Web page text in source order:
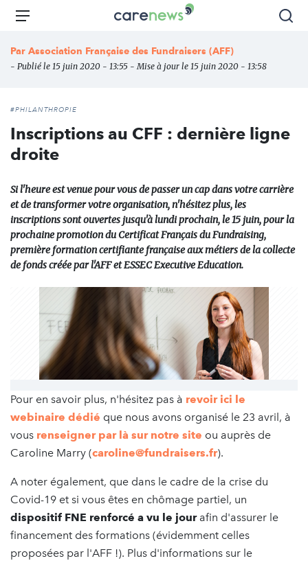
Aller
principal
Carenews,
média
des
Menu
Par Association Française des Fundraisers (AFF)
- Publié le 15 juin 2020 - 13:55 - Mise à jour le 15 juin 2020 - 13:58
#PHILANTHROPIE
Inscriptions au CFF : dernière ligne
droite
Si l'heure est venue pour vous de passer un cap dans votre carrière
et de transformer votre organisation, n'hésitez plus, les
inscriptions sont ouvertes jusqu'à lundi prochain, le 15 juin, pour la
prochaine promotion du Certificat Français du Fundraising,
première formation certifiante française aux métiers de la collecte
de fonds créée par l'AFF et ESSEC Executive Education.
Pour en savoir plus, n'hésitez pas à revoir ici le
webinaire dédié que nous avons organisé le 23 avril, à
vous renseigner par là sur notre site ou auprès de
Caroline Marry (caroline@fundraisers.fr).
A noter également, que dans le cadre de la crise du
Covid-19 et si vous êtes en chômage partiel, un
dispositif FNE renforcé a vu le jour afin d'assurer le
financement des formations (évidemment celles
proposées par l'AFF !). Plus d'informations sur le